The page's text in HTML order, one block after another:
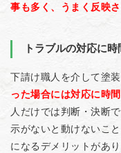
事も多く、うまく反映
トラブルの対応に
下請け職人を介して塗装
った場合には対応に時
人だけでは判断・決断
示がないと動けないこ
になるデメリットがあり